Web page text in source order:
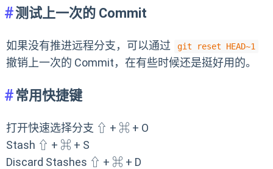
测试上一次的 Commit
如果没有推进远程分支，可以通过 git reset HEAD~1
撤销上一次的 Commit，在有些时候还是挺好用的。
常用快捷键
打开快速选择分支 ⇧ + ⌘ + O
Stash ⇧ + ⌘ + S
Discard Stashes ⇧ + ⌘ + D